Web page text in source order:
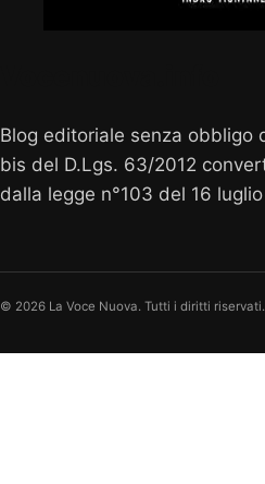
Blog editoriale senza obbligo
bis del D.Lgs. 63/2012
dalla legge n°103 del 16
© 2026 La Voce Nuova. Tutti i diritti riservati.